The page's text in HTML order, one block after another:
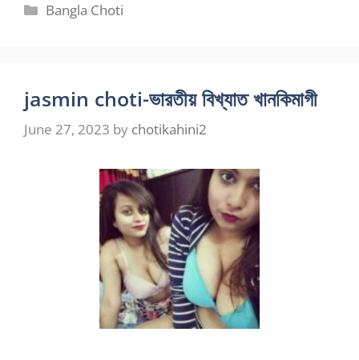
Categories
Bangla Choti
jasmin choti-ভারতীয় বিখ্যাত খানকিমাগী
June 27, 2023 by chotikahini2